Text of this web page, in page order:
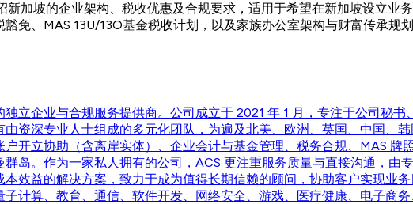
加坡的企业架构、税收优惠及合规要求，适用于希望在新加坡设立业
免、MAS 13U/13O基金税收计划，以及家族办公室架构与财富传承规
立企业与合规服务提供商。公司成立于 2021 年 1 月，专注于公司秘
资深专业人士组成的多元化团队，为遍及北美、欧洲、英国、中国、
开立协助（含离岸实体）、企业会计与基金管理、税务合规、MAS
岛。作为一家私人拥有的公司，ACS 更注重服务质量与直接沟通，由
效益的解决方案，致力于成为值得长期信赖的顾问，协助客户实现业
计算、教育、通信、软件开发、网络安全、游戏、医疗健康、电子商